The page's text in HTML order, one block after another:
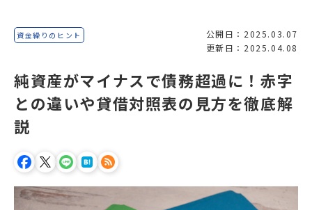
資金繰りのヒント
公開日：2025.03.07
更新日：2025.04.08
純資産がマイナスで債務超過に！赤字
との違いや貸借対照表の見方を徹底解
説